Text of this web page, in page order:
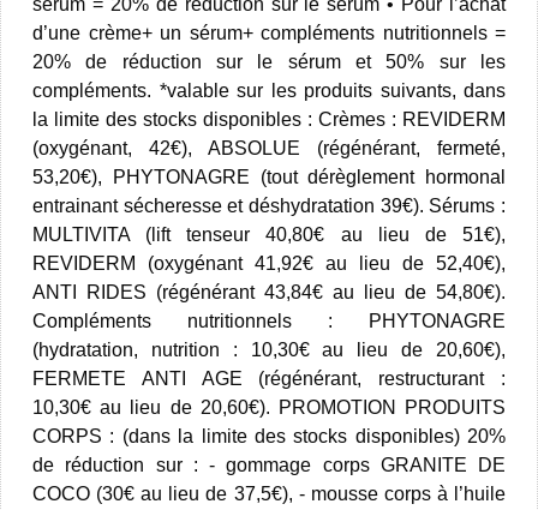
d’une crème+ un sérum+ compléments nutritionnels =
20% de réduction sur le sérum et 50% sur les
compléments. *valable sur les produits suivants, dans
la limite des stocks disponibles : Crèmes : REVIDERM
(oxygénant, 42€), ABSOLUE (régénérant, fermeté,
53,20€), PHYTONAGRE (tout dérèglement hormonal
entrainant sécheresse et déshydratation 39€). Sérums :
MULTIVITA (lift tenseur 40,80€ au lieu de 51€),
REVIDERM (oxygénant 41,92€ au lieu de 52,40€),
ANTI RIDES (régénérant 43,84€ au lieu de 54,80€).
Compléments nutritionnels : PHYTONAGRE
(hydratation, nutrition : 10,30€ au lieu de 20,60€),
FERMETE ANTI AGE (régénérant, restructurant :
10,30€ au lieu de 20,60€). PROMOTION PRODUITS
CORPS : (dans la limite des stocks disponibles) 20%
de réduction sur : - gommage corps GRANITE DE
COCO (30€ au lieu de 37,5€), - mousse corps à l’huile